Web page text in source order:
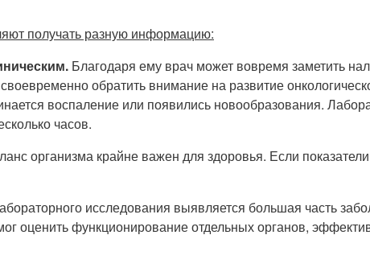
получать разную информацию:
Благодаря ему врач может вовремя заметить
обратить внимание на развитие
воспаление или появились новообразования.
часов.
организма крайне важен для здоровья. Если
исследования выявляется большая часть
оценить функционирование отдельных органов,